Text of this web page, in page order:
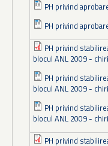
PH privind
PH privind
PH privind
blocul ANL 2009 -
PH privind
blocul ANL 2009 -
PH privind
blocul ANL 2009 -
PH privind